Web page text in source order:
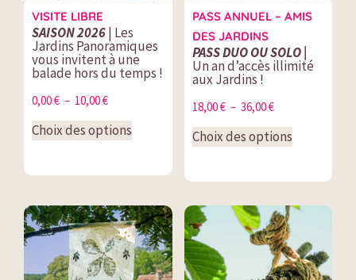
VISITE LIBRE
SAISON 2026| Les
Jardins Panoramiques
vous invitent à une
balade hors du temps !
0,00€ – 10,00€
Choix des options
PASS ANNUEL – AMIS
DES JARDINS
PASS DUO OU SOLO |
Un an d’accès illimité
aux Jardins !
18,00€ – 36,00€
Choix des options